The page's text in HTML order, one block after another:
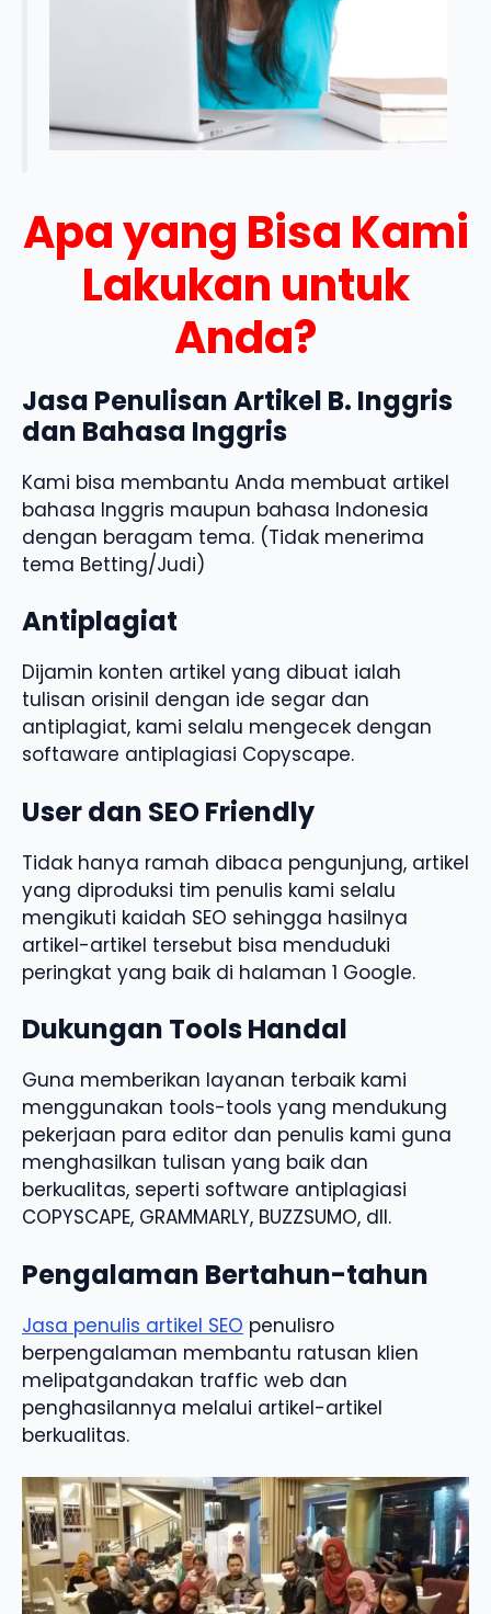
Apa yang Bisa Kami
Lakukan untuk
Anda?
Jasa Penulisan Artikel B. Inggris
dan Bahasa Inggris
Kami bisa membantu Anda membuat artikel
bahasa Inggris maupun bahasa Indonesia
dengan beragam tema. (Tidak menerima
tema Betting/Judi)
Antiplagiat
Dijamin konten artikel yang dibuat ialah
tulisan orisinil dengan ide segar dan
antiplagiat, kami selalu mengecek dengan
softaware antiplagiasi Copyscape.
User dan SEO Friendly
Tidak hanya ramah dibaca pengunjung, artikel
yang diproduksi tim penulis kami selalu
mengikuti kaidah SEO sehingga hasilnya
artikel-artikel tersebut bisa menduduki
peringkat yang baik di halaman 1 Google.
Dukungan Tools Handal
Guna memberikan layanan terbaik kami
menggunakan tools-tools yang mendukung
pekerjaan para editor dan penulis kami guna
menghasilkan tulisan yang baik dan
berkualitas, seperti software antiplagiasi
COPYSCAPE, GRAMMARLY, BUZZSUMO, dll.
Pengalaman Bertahun-tahun
Jasa penulis artikel SEO penulisro
berpengalaman membantu ratusan klien
melipatgandakan traffic web dan
penghasilannya melalui artikel-artikel
berkualitas.